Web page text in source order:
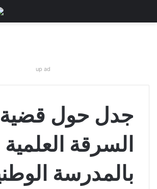
up ad
جدل حول قضية
السرقة العلمية
بالمدرسة